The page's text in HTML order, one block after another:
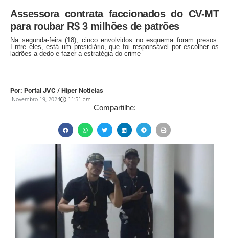
Assessora contrata faccionados do CV-MT
para roubar R$ 3 milhões de patrões
Na segunda-feira (18), cinco envolvidos no esquema foram presos.
Entre eles, está um presidiário, que foi responsável por escolher os
ladrões a dedo e fazer a estratégia do crime
Por: Portal JVC / Hiper Notícias
Novembro 19, 2024 11:51 am
Compartilhe: